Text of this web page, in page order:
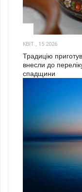
КВІТ., 15 2026
Традицію
внесли до
спадщини